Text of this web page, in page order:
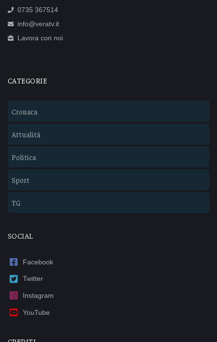
0735 367514
info@veratv.it
Lavora con noi
CATEGORIE
Cronaca
Attualità
Politica
Sport
TG
SOCIAL
Facebook
Twitter
Instagram
YouTube